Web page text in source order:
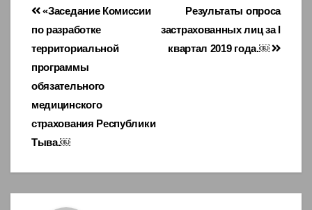
Навигация
по
записям
Результаты опроса
застрахованных лиц за I
квартал 2019 года.￼
«Заседание Комиссии
по разработке
территориальной
программы
обязательного
медицинского
страхования Республики
Тыва.￼